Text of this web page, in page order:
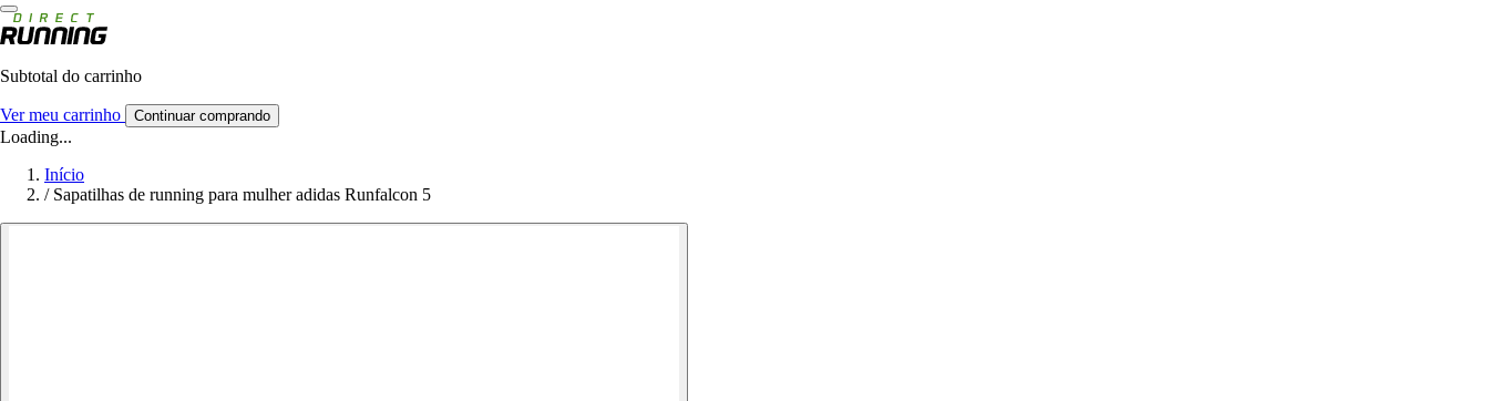
Subtotal do carrinho
Ver meu carrinho Continuar comprando
Loading...
Início
/ Sapatilhas de running para mulher adidas Runfalcon 5